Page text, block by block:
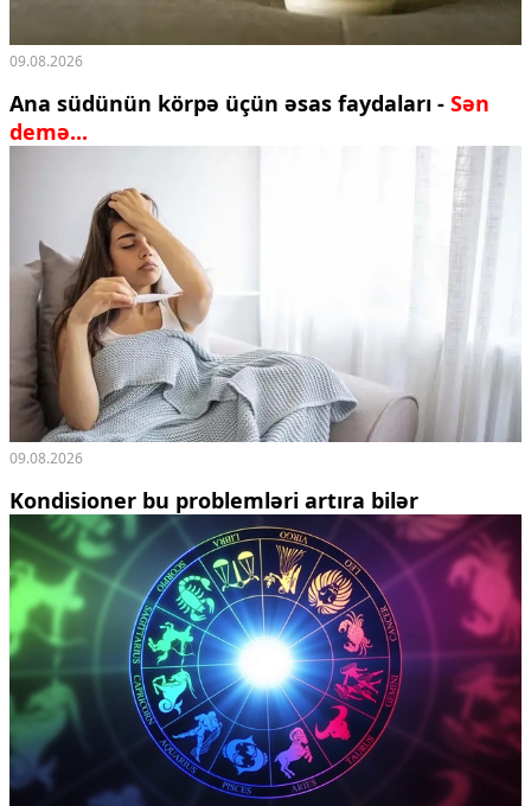
09.08.2026
Ana südünün körpə üçün əsas faydaları - Sən
demə...
09.08.2026
Kondisioner bu problemləri artıra bilər